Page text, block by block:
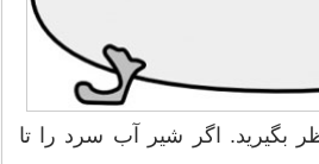
بگیرید. اگر شیر آب سرد را تا